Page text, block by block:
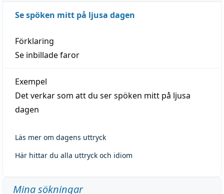
Se spöken mitt på ljusa dagen
Förklaring
Se inbillade faror
Exempel
Det verkar som att du ser spöken mitt på ljusa
dagen
Läs mer om dagens uttryck
Här hittar du alla uttryck och idiom
Mina sökningar